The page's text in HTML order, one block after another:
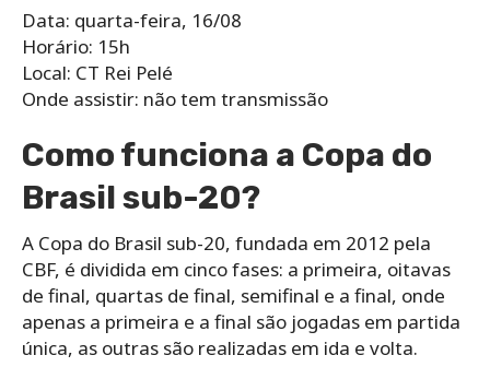
Data: quarta-feira, 16/08
Horário: 15h
Local: CT Rei Pelé
Onde assistir: não tem transmissão
Como funciona a Copa do
Brasil sub-20?
A Copa do Brasil sub-20, fundada em 2012 pela
CBF, é dividida em cinco fases: a primeira, oitavas
de final, quartas de final, semifinal e a final, onde
apenas a primeira e a final são jogadas em partida
única, as outras são realizadas em ida e volta.